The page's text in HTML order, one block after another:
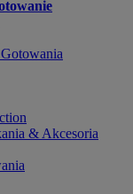
& Akcesoria